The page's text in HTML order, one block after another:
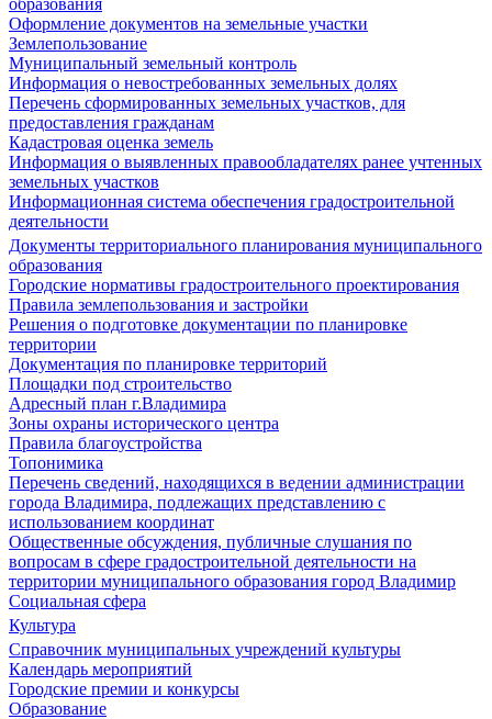
образования
Оформление документов на земельные участки
Землепользование
Муниципальный земельный контроль
Информация о невостребованных земельных долях
Перечень сформированных земельных участков, для
предоставления гражданам
Кадастровая оценка земель
Информация о выявленных правообладателях ранее учтенных
земельных участков
Информационная система обеспечения градостроительной
деятельности
Документы территориального планирования муниципального
образования
Городские нормативы градостроительного проектирования
Правила землепользования и застройки
Решения о подготовке документации по планировке
территории
Документация по планировке территорий
Площадки под строительство
Адресный план г.Владимира
Зоны охраны исторического центра
Правила благоустройства
Топонимика
Перечень сведений, находящихся в ведении администрации
города Владимира, подлежащих представлению с
использованием координат
Общественные обсуждения, публичные слушания по
вопросам в сфере градостроительной деятельности на
территории муниципального образования город Владимир
Социальная сфера
Культура
Справочник муниципальных учреждений культуры
Календарь мероприятий
Городские премии и конкурсы
Образование